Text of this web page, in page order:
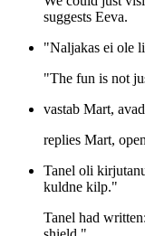
suggests Eeva.
"Naljakas ei ole
"The fun is not
vastab Mart,
replies Mart,
Tanel oli
kuldne kilp."
Tanel had